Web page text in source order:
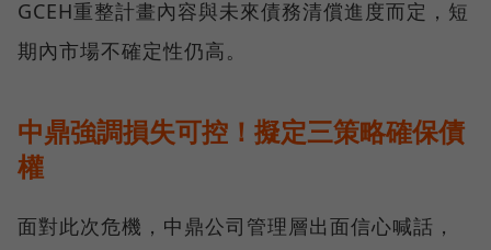
GCEH重整計畫內容與未來債務清償進度而定，短
期內市場不確定性仍高。
中鼎強調損失可控！擬定三策略確保債
權
面對此次危機，中鼎公司管理層出面信心喊話，